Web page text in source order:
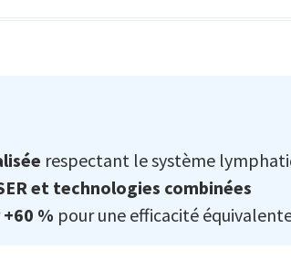
respectant le système
et technologies combinées
+60 % pour une efficacité